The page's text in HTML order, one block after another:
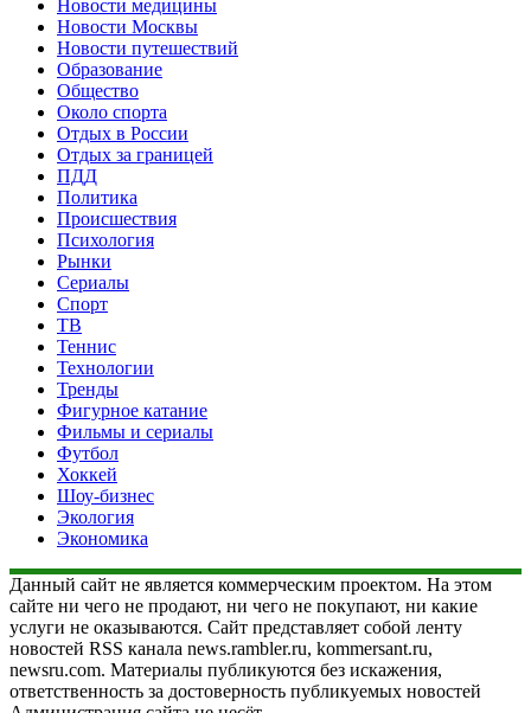
Новости медицины
Новости Москвы
Новости путешествий
Образование
Общество
Около спорта
Отдых в России
Отдых за границей
ПДД
Политика
Происшествия
Психология
Рынки
Сериалы
Спорт
ТВ
Теннис
Технологии
Тренды
Фигурное катание
Фильмы и сериалы
Футбол
Хоккей
Шоу-бизнес
Экология
Экономика
Данный сайт не является коммерческим проектом. На этом
сайте ни чего не продают, ни чего не покупают, ни какие
услуги не оказываются. Сайт представляет собой ленту
новостей RSS канала news.rambler.ru, kommersant.ru,
newsru.com. Материалы публикуются без искажения,
ответственность за достоверность публикуемых новостей